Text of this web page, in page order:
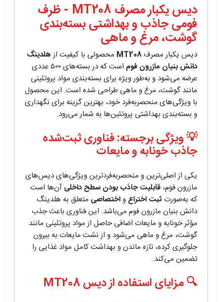
دیس یکبار مصرف MT208 - ظرف
فومی جاذب و بهداشتی بسته‌بندی
گوشت، مرغ و ماهی
دیس یکبار مصرفMT208 محصولی با کیفیت ازهلدینگ
دانش بنیان مازرون فوم
است که در بسته‌های ۵۰۰ عددی
عرضه می‌شود و به‌طور ویژه برای بسته‌بندی مواد پروتئینی
مانند گوشت، مرغ و ماهی طراحی شده است. این محصول
با ویژگی‌های منحصربه‌فرد خود، بهترین گزینه برای نگهداری
و بسته‌بندی بهداشتی پروتئین‌ها به شمار می‌رود.
💡 ویژگی برجسته: فناوری ثبت‌شده
جاذب خونابه و مایعات
یکی از اصلی‌ترین و منحصربه‌فردترین ویژگی‌های دیس‌های
مازرون فوم، قابلیت جاذب بودن سطح داخلی آن‌ها است
که به‌صورت ثبت اختراع واختصاصی متعلق به هلدینگ
دانش بنیان مازرون فوم می‌باشد. این فناوری باعث جذب
مؤثر خونابه و مایعات اضافی حاصل از مواد پروتئینی مانند
گوشت، مرغ و ماهی می‌شود و از نشت مایعات به بیرون
جلوگیری کرده، تازه ماندن و بهداشت کامل مواد غذایی را
تضمین می‌کند.
🔍 مزایای استفاده از دیس MT208